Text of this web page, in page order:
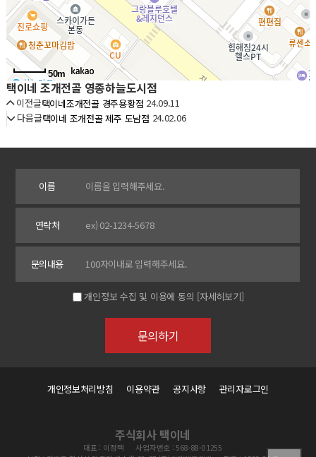
50m
택이네 조개전골 영종하늘도시점
이전글택이네조개전골 경주용황점 24.09.11
다음글택이네 조개전골 제주 도남점 24.02.06
이름
연락처
문의내용
개인정보 수집 및 이용에 동의 [자세히보기]
개인정보처리방침 이용약관 공지사항 관리자로그인
주식회사 택이네
대표 : 이정택
사업자번호 : 568-88-01255